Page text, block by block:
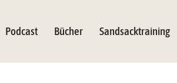
Podcast Bücher Sandsacktraining